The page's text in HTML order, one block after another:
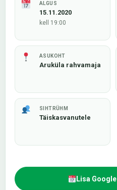
ALGUS
15.11.2020
kell 19:00
ASUKOHT
Aruküla rahvamaja
SIHTRÜHM
Täiskasvanutele
Lisa